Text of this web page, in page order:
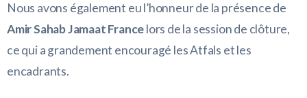
Nous avons également eu l’honneur de la présence de
Amir Sahab Jamaat Francelors de la session de clôture,
ce qui a grandement encouragé les Atfals et les
encadrants.